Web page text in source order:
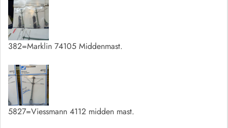
382=Marklin 74105 Middenmast.
5827=Viessmann 4112 midden mast.